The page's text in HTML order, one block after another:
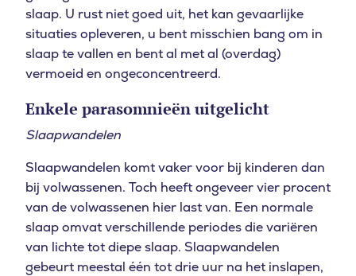
slaap. U rust niet goed uit, het kan gevaarlijke
situaties opleveren, u bent misschien bang om in
slaap te vallen en bent al met al (overdag)
vermoeid en ongeconcentreerd.
Enkele parasomnieën uitgelicht
Slaapwandelen
Slaapwandelen komt vaker voor bij kinderen dan
bij volwassenen. Toch heeft ongeveer vier procent
van de volwassenen hier last van. Een normale
slaap omvat verschillende periodes die variëren
van lichte tot diepe slaap. Slaapwandelen
gebeurt meestal één tot drie uur na het inslapen,